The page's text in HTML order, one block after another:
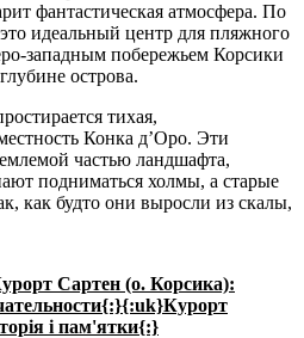
фантастическая атмосфера. По
идеальный центр для пляжного
западным побережьем Корсики
острова.
тихая,
Конка д’Оро. Эти
частью ландшафта,
подниматься холмы, а старые
как будто они выросли из скалы,
Сартен (о. Корсика):
і пам'ятки{:}